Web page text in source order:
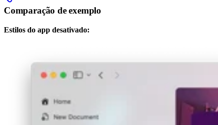
Comparação de exemplo
Estilos do app desativado: